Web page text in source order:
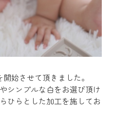
始させて頂きました。
シンプルな白をお選び頂け
ひらとした加工を施してお